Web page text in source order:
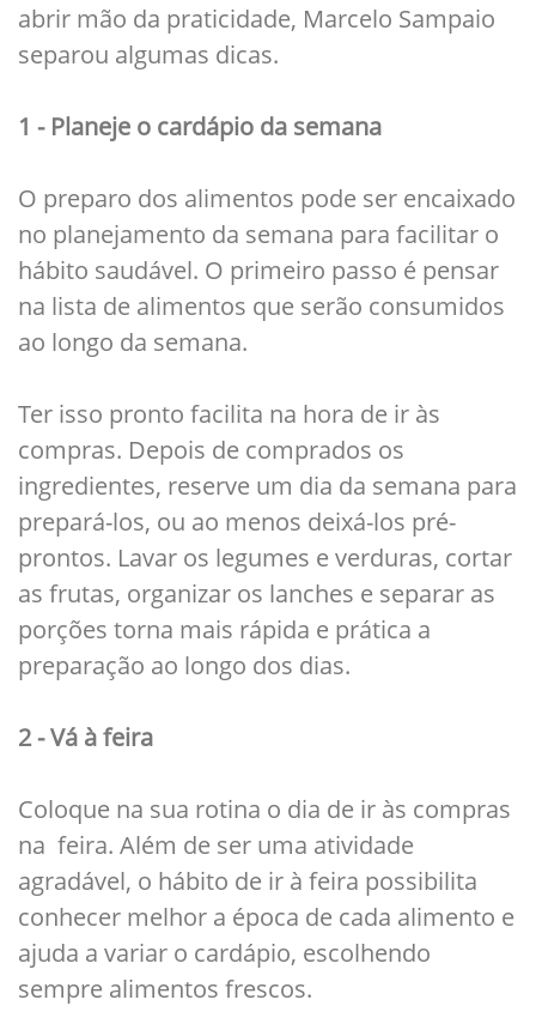
abrir mão da praticidade, Marcelo Sampaio
separou algumas dicas.
1 - Planeje o cardápio da semana
O preparo dos alimentos pode ser encaixado
no planejamento da semana para facilitar o
hábito saudável. O primeiro passo é pensar
na lista de alimentos que serão consumidos
ao longo da semana.
Ter isso pronto facilita na hora de ir às
compras. Depois de comprados os
ingredientes, reserve um dia da semana para
prepará-los, ou ao menos deixá-los pré-
prontos. Lavar os legumes e verduras, cortar
as frutas, organizar os lanches e separar as
porções torna mais rápida e prática a
preparação ao longo dos dias.
2 - Vá à feira
Coloque na sua rotina o dia de ir às compras
na feira. Além de ser uma atividade
agradável, o hábito de ir à feira possibilita
conhecer melhor a época de cada alimento e
ajuda a variar o cardápio, escolhendo
sempre alimentos frescos.